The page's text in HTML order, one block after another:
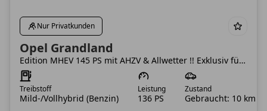
Nur Privatkunden
Opel Grandland
Edition MHEV 145 PS mit AHZV & Allwetter !! Exklusiv für Opelkunden!!
Treibstoff
Mild-/Vollhybrid (Benzin)
Leistung
136 PS
Zustand
Gebraucht: 10 km